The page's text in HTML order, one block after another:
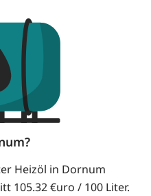
Heizöl in Dornum
105.32 €uro / 100 Liter.